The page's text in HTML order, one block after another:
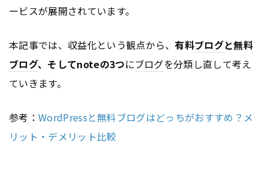
ービスが展開されています。
本記事では、収益化という観点から、有料ブログと無料
ブログ、そしてnoteの3つにブログを分類し直して考え
ていきます。
参考： WordPressと無料ブログはどっちがおすすめ？メ
リット・デメリット比較